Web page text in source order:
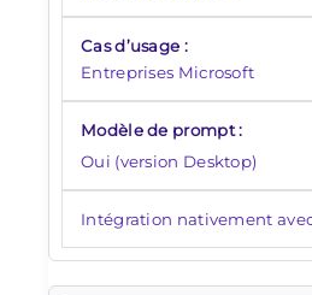
Entreprises Microsoft
Oui (version Desktop)
Intégration nativement